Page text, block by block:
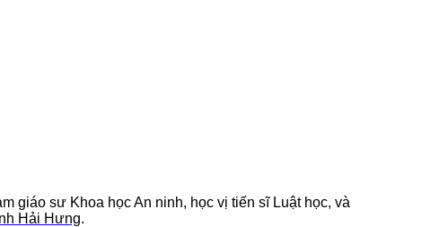
giáo sư Khoa học An ninh, học vị tiến sĩ Luật học, và
Hải Hưng.